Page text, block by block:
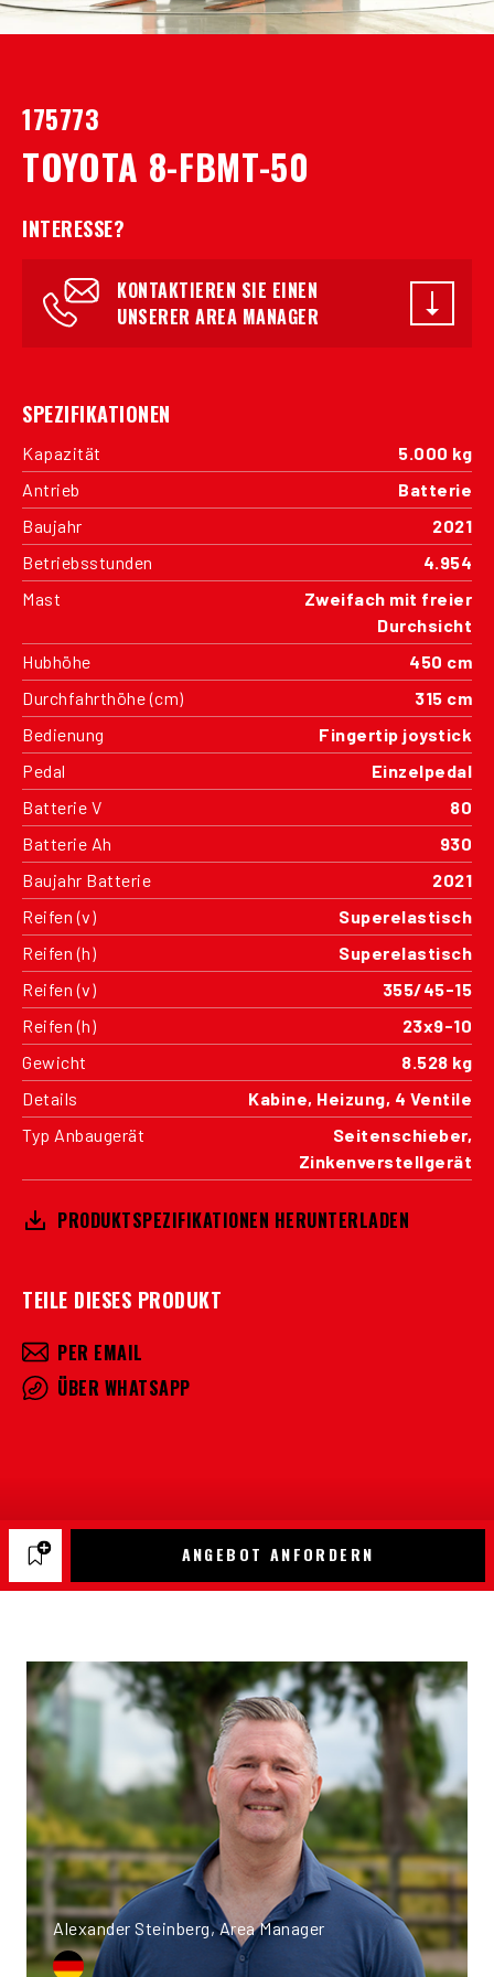
175773
TOYOTA 8-FBMT-50
INTERESSE?
KONTAKTIEREN SIE EINEN
UNSERER AREA MANAGER
SPEZIFIKATIONEN
Kapazität
5.000 kg
Antrieb
Batterie
Baujahr
2021
Betriebsstunden
4.954
Mast
Zweifach mit freier
Durchsicht
Hubhöhe
450 cm
Durchfahrthöhe (cm)
315 cm
Bedienung
Fingertip joystick
Pedal
Einzelpedal
Batterie V
80
Batterie Ah
930
Baujahr Batterie
2021
Reifen (v)
Superelastisch
Reifen (h)
Superelastisch
Reifen (v)
355/45-15
Reifen (h)
23x9-10
Gewicht
8.528 kg
Details
Kabine, Heizung, 4 Ventile
Typ Anbaugerät
Seitenschieber,
Zinkenverstellgerät
PRODUKTSPEZIFIKATIONEN HERUNTERLADEN
TEILE DIESES PRODUKT
PER EMAIL
ÜBER WHATSAPP
ANGEBOT ANFORDERN
Alexander Steinberg, Area Manager